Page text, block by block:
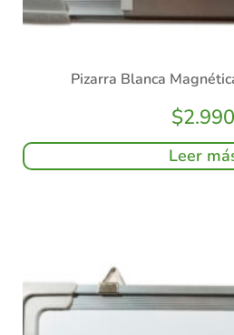
Pizarra Blanca
$2.990
Leer